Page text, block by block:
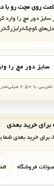
روی مچت رو با
سایز دور مچ را
کوچک‌تر/
سایز دور مچ را
در هر طرف
برای خرید بعدی
فروشگاه